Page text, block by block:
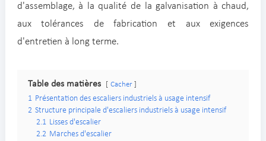
d'assemblage, à la qualité de la galvanisation à chaud,
aux tolérances de fabrication et aux exigences
d'entretien à long terme.
Table des matières Cacher
1 Présentation des escaliers industriels à usage intensif
2 Structure principale d'escaliers industriels à usage intensif
2.1 Lisses d'escalier
2.2 Marches d'escalier